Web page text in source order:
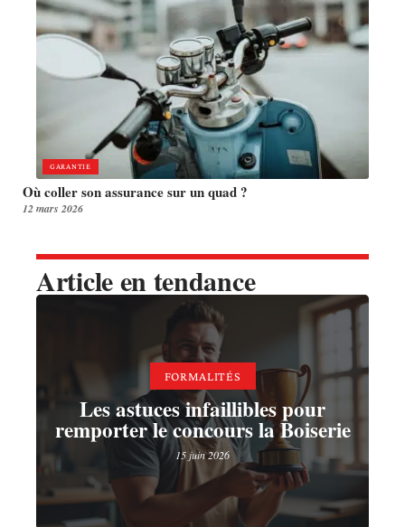
GARANTIE
Où coller son assurance sur un quad ?
12 mars 2026
Article en tendance
FORMALITÉS
Les astuces infaillibles pour
remporter le concours la Boiserie
15 juin 2026